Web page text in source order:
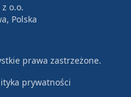
o.o.
Polska
prawa zastrzeżone.
prywatności